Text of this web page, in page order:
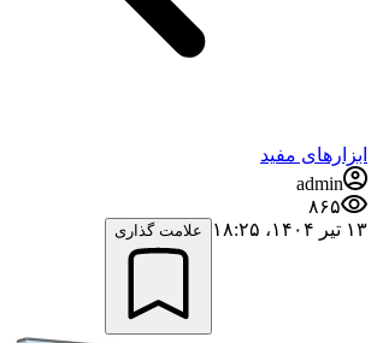
ابزارهای مفید
admin
۸۶۵
۱۳ تیر ۱۴۰۴،‏ ۱۸:۲۵
علامت گذاری